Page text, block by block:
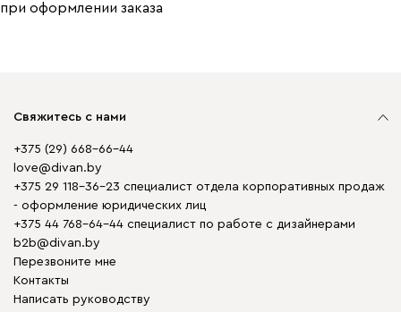
при оформлении заказа
Свяжитесь с нами
+375 (29) 668-66-44
love@divan.by
+375 29 118-36-23 специалист отдела корпоративных продаж
- оформление юридических лиц
+375 44 768-64-44 специалист по работе с дизайнерами
b2b@divan.by
Перезвоните мне
Контакты
Написать руководству